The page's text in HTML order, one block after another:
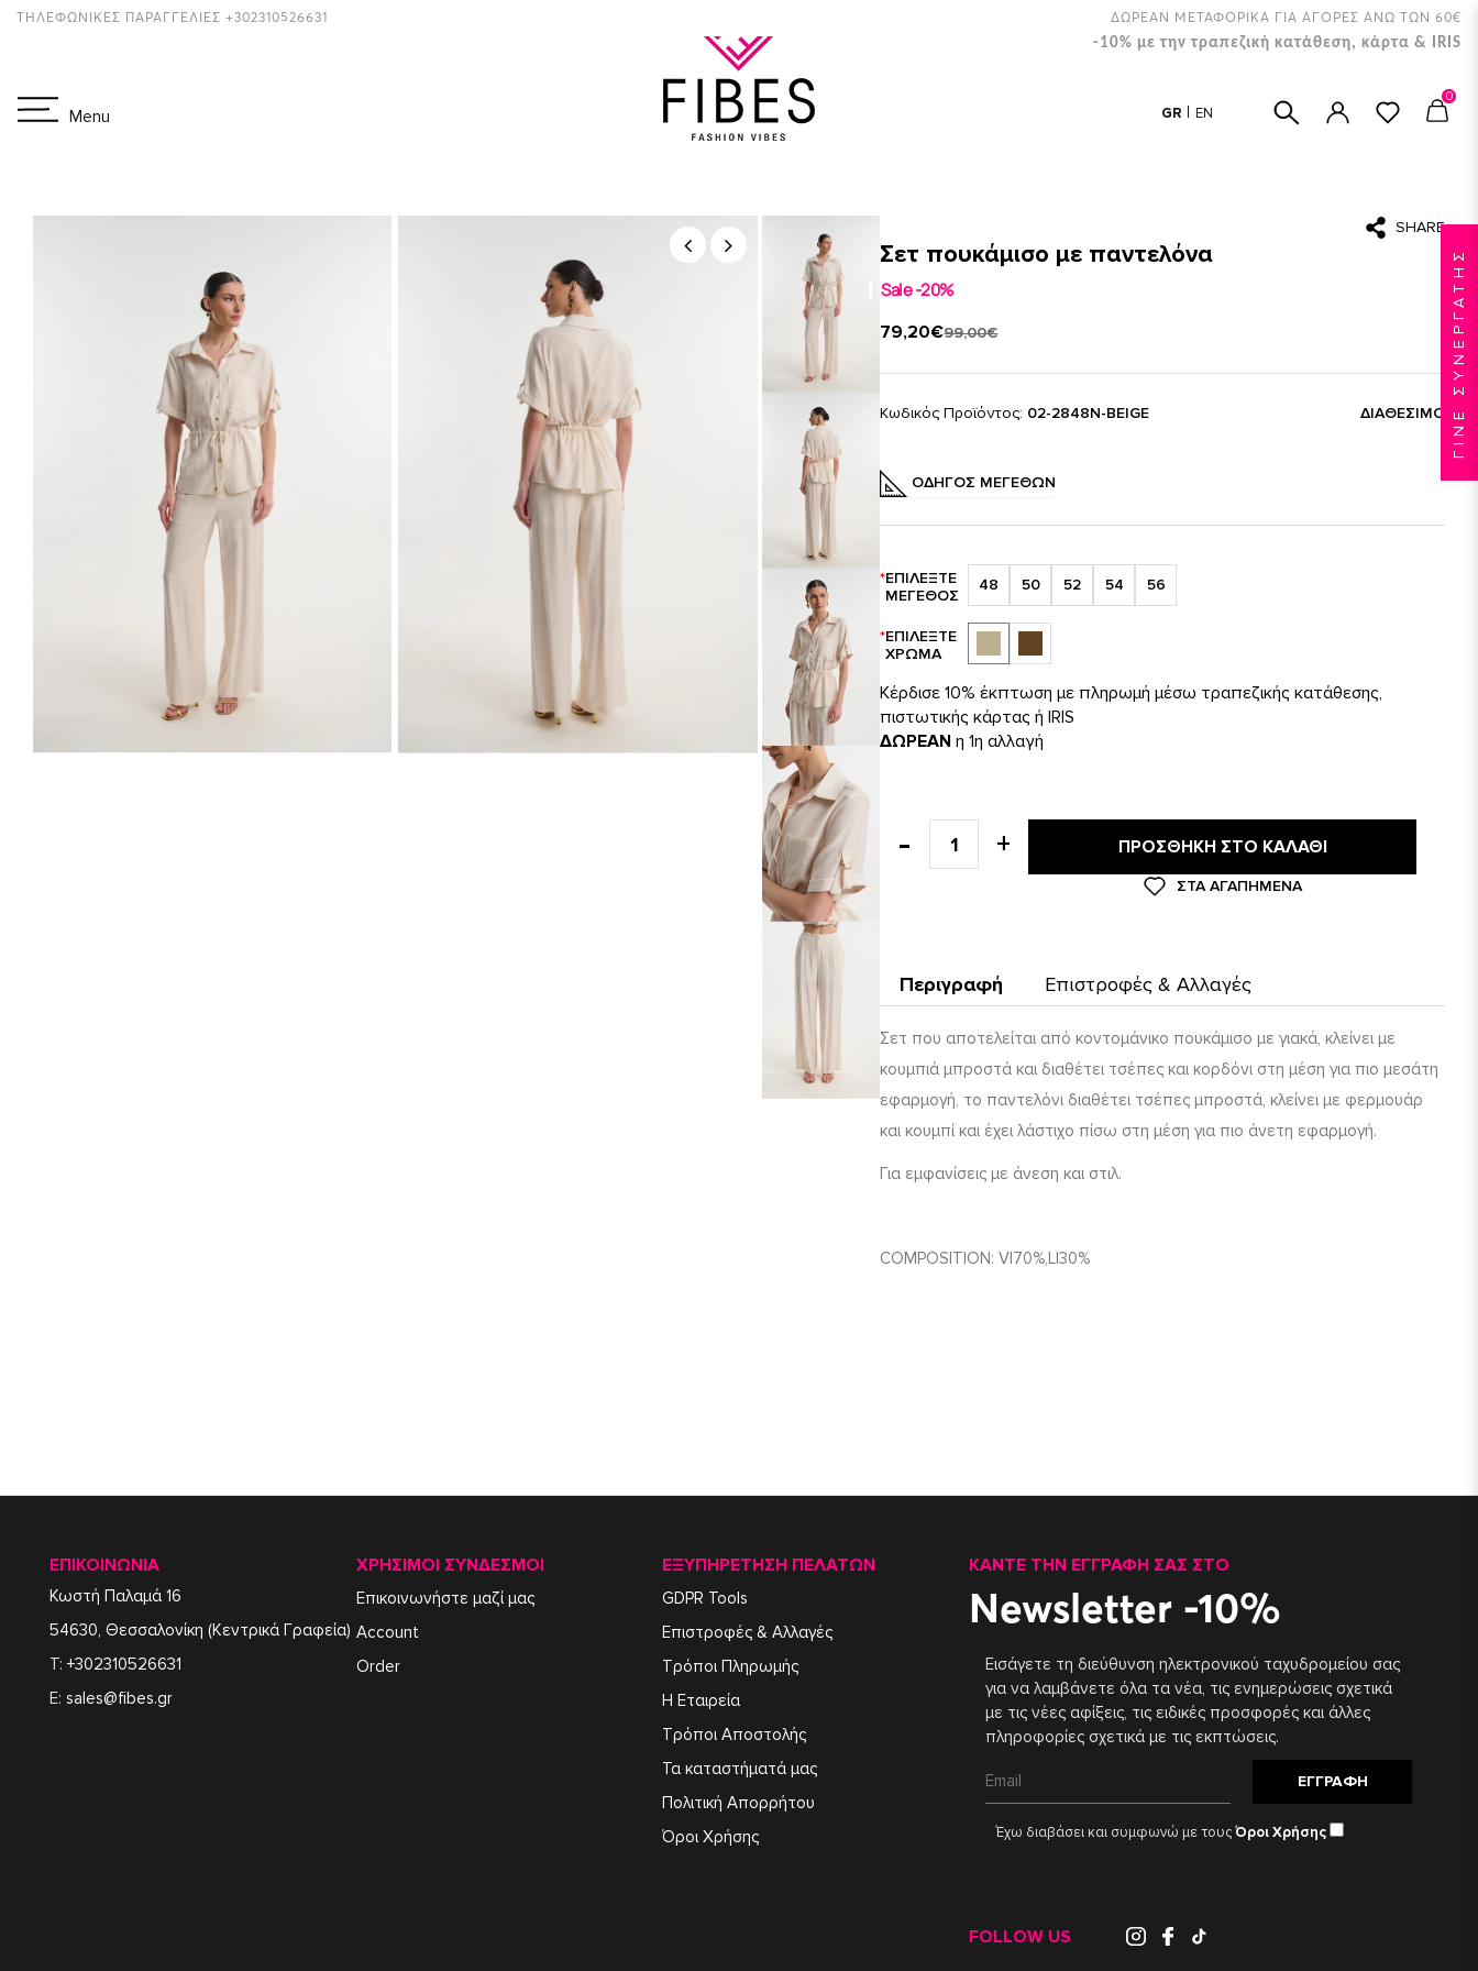
ΓΙΝΕ ΣΥΝΕΡΓΑΤΗΣ
ΤΗΛΕΦΩΝΙΚΕΣ ΠΑΡΑΓΓΕΛΙΕΣ +302310526631
ΔΩΡΕΑΝ ΜΕΤΑΦΟΡΙΚΑ ΓΙΑ ΑΓΟΡΕΣ ΑΝΩ ΤΩΝ 60€
-10% με την τραπεζική κατάθεση, κάρτα & IRIS
Menu GR EN
0
SHARE
Σετ πουκάμισο με παντελόνα
Sale -20%
99,00€
79,20€
Κωδικός Προϊόντος: 02-2848N-BEIGE ΔΙΑΘΈΣΙΜΟ
ΟΔΗΓΌΣ ΜΕΓΕΘΏΝ
ΕΠΙΛΈΞΤΕ
ΜΈΓΕΘΟΣ
48 50 52 54 56
ΕΠΙΛΈΞΤΕ
ΧΡΏΜΑ
Κέρδισε 10% έκπτωση με πληρωμή μέσω τραπεζικής κατάθεσης,
πιστωτικής κάρτας ή IRIS
ΔΩΡΕΑΝ η 1η αλλαγή
ΠΡΟΣΘΉΚΗ ΣΤΟ ΚΑΛΆΘΙ
ΣΤΑ ΑΓΑΠΗΜΈΝΑ
Περιγραφή Επιστροφές & Αλλαγές
Σετ που αποτελείται από κοντομάνικο πουκάμισο με γιακά, κλείνει με
κουμπιά μπροστά και διαθέτει τσέπες και κορδόνι στη μέση για πιο μεσάτη
εφαρμογή, το παντελόνι διαθέτει τσέπες μπροστά, κλείνει με φερμουάρ
και κουμπί και έχει λάστιχο πίσω στη μέση για πιο άνετη εφαρμογή.
Για εμφανίσεις με άνεση και στιλ.
COMPOSITION:VI70%,LI30%
ΕΠΙΚΟΙΝΩΝΙΑ
Κωστή Παλαμά 16
54630, Θεσσαλονίκη (Κεντρικά Γραφεία)
T: +302310526631
E: sales@fibes.gr
ΧΡΉΣΙΜΟΙ ΣΎΝΔΕΣΜΟΙ
Επικοινωνήστε μαζί μας
Account
Order
ΕΞΥΠΗΡΈΤΗΣΗ ΠΕΛΑΤΏΝ
GDPR Tools
Επιστροφές & Αλλαγές
Τρόποι Πληρωμής
Η Εταιρεία
Τρόποι Αποστολής
Τα καταστήματά μας
Πολιτική Απορρήτου
Όροι Χρήσης
ΚΆΝΤΕ ΤΗΝ ΕΓΓΡΑΦΉ ΣΑΣ ΣΤΟ
Newsletter -10%
Εισάγετε τη διεύθυνση ηλεκτρονικού ταχυδρομείου σας
για να λαμβάνετε όλα τα νέα, τις ενημερώσεις σχετικά
με τις νέες αφίξεις, τις ειδικές προσφορές και άλλες
πληροφορίες σχετικά με τις εκπτώσεις.
ΕΓΓΡΑΦΉ
Έχω διαβάσει και συμφωνώ με τουςΌροι Χρήσης
FOLLOW US